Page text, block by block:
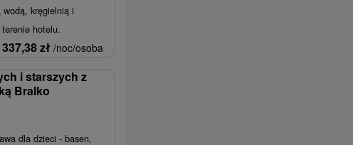
kręgielnią i
hotelu.
337,38zł /noc/osoba
i starszych z
Bralko
dla dzieci - basen,